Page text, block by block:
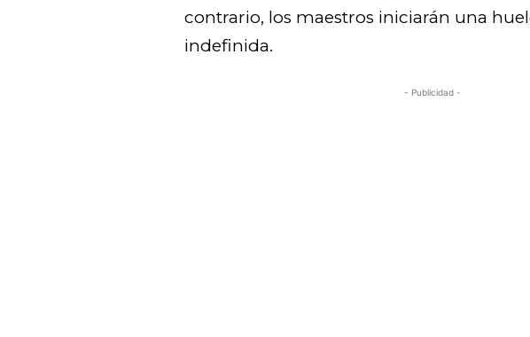
contrario, los maestros iniciarán una
indefinida.
- Publicidad -